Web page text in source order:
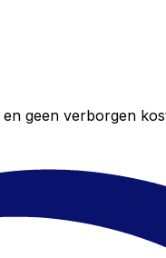
geen verborgen